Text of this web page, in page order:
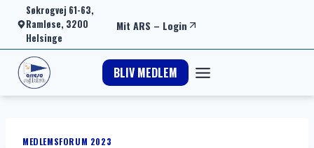
Fortsæt
indhold
Søkrogvej 61-63,
Ramløse, 3200
Helsinge
Mit ARS – Login
BLIV MEDLEM
MEDLEMSFORUM 2023